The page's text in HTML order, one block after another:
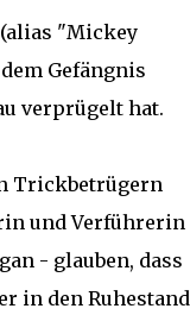
"Mickey
Gefängnis
verprügelt hat.
Trickbetrügern
und Verführerin
- glauben, dass
in den